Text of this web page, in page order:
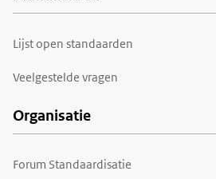
Lijst open standaarden
Veelgestelde vragen
Organisatie
Forum Standaardisatie